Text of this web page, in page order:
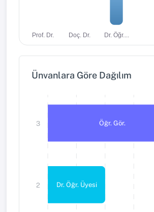
Prof. Dr. Doç. Dr. Dr. Öğr....
Ünvanlara Göre Dağılım
Öğr. Gör.
Dr. Öğr. Üyesi
3
2